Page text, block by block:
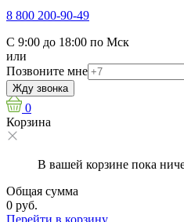
8 800 200-90-49
С 9:00 до 18:00 по Мск
или
Позвоните мне
Жду звонка
0
Корзина
В вашей корзине пока
Общая сумма
0 руб.
Перейти в корзину